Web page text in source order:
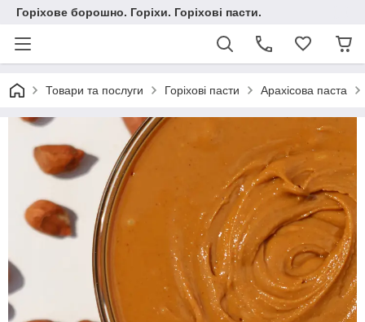
Горіхове борошно. Горіхи. Горіхові пасти.
Товари та послуги Горіхові пасти Арахісова паста